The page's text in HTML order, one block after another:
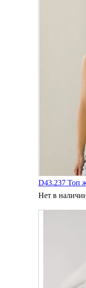
D43.237 Топ
Нет в